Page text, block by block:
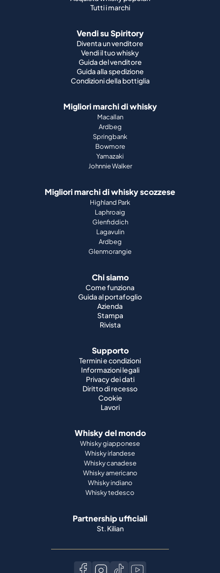
Tutti i marchi
Vendi su Spiritory
Diventa un venditore
Vendi il tuo whisky
Guida del venditore
Guida alla spedizione
Condizioni della bottiglia
Migliori marchi di whisky
Macallan
Ardbeg
Springbank
Bowmore
Yamazaki
Johnnie Walker
Migliori marchi di whisky scozzese
Highland Park
Laphroaig
Glenfiddich
Lagavulin
Ardbeg
Glenmorangie
Chi siamo
Come funziona
Guida al portafoglio
Azienda
Stampa
Rivista
Supporto
Termini e condizioni
Informazioni legali
Privacy dei dati
Diritto di recesso
Cookie
Lavori
Whisky del mondo
Whisky giapponese
Whisky irlandese
Whisky canadese
Whisky americano
Whisky indiano
Whisky tedesco
Partnership ufficiali
St. Kilian